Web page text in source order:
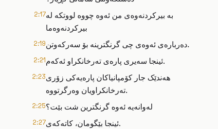
2:17بە بیرکردنەوەی من ئەوە چووە لووتکە لە
بیرکردنەوەما
2:19 دەربارەی ئەوەی چی گرنگترینە بۆ سەرکەوتن.
2:21 ئینجا سەیری پارەی تەرخانکراو ئەکەم.
2:23هەندێک جار کۆمپانیاکان پارەیەکی زۆری
تەرخانکراویان وەرگرتووە.
2:25لەوانەیە ئەوە گرنگترین شت بێت؟
2:27 ئینجا بێگومان، کاتەکەی.